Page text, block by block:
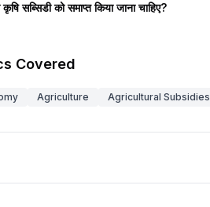
कृषि सब्सिडी को समाप्त किया जाना चाहिए?
Covered
Agriculture Agricultural Subsidies